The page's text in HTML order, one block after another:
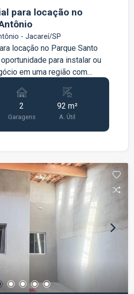
para locação no
- Jacareí/SP
locação no Parque Santo
em uma região com
possui
um espaço amplo e
tipos de atividades
banheiro e vaga de
praticidade para
contato para
agende uma visita.
2
Garagens
92 m²
A. Útil